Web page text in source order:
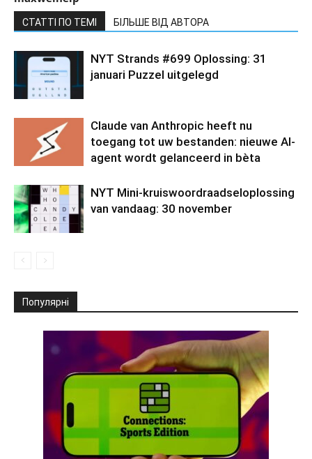
СТАТТІ ПО ТЕМІ БІЛЬШЕ ВІД АВТОРА
NYT Strands #699 Oplossing: 31
januari Puzzel uitgelegd
Claude van Anthropic heeft nu
toegang tot uw bestanden: nieuwe AI-
agent wordt gelanceerd in bèta
NYT Mini-kruiswoordraadseloplossing
van vandaag: 30 november
Популярні